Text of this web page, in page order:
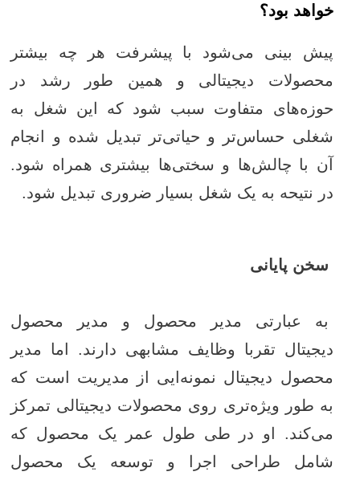
خواهد بود؟
پیش بینی می‌شود با پیشرفت هر چه بیشتر
محصولات دیجیتالی و همین طور رشد در
حوزه‌های متفاوت سبب شود که این شغل به
شغلی حساس‌تر و حیاتی‌تر تبدیل شده و انجام
آن با چالش‌ها و سختی‌ها بیشتری همراه شود.
در نتیحه به یک شغل بسیار ضروری تبدیل شود.
سخن پایانی
به عبارتی مدیر محصول و مدیر محصول
دیجیتال تقربا وظایف مشابهی دارند. اما مدیر
محصول دیجیتال نمونه‌ایی از مدیریت است که
به طور ویژه‌تری روی محصولات دیجیتالی تمرکز
می‌کند. او در طی طول عمر یک محصول که
شامل طراحی اجرا و توسعه یک محصول